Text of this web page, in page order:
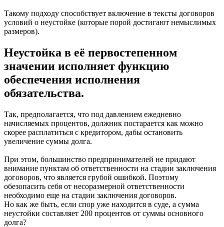
Такому подходу способствует включение в тексты договоров
условий о неустойке (которые порой достигают немыслимых
размеров).
Неустойка в её первостепенном
значении исполняет функцию
обеспечения исполнения
обязательства.
Так, предполагается, что под давлением ежедневно
начисляемых процентов, должник постарается как можно
скорее расплатиться с кредитором, дабы остановить
увеличение суммы долга.
При этом, большинство предпринимателей не придают
внимание пунктам об ответственности на стадии заключения
договоров, что является грубой ошибкой. Поэтому
обезопасить себя от несоразмерной ответственности
необходимо еще на стадии заключения договоров.
Но как же быть, если спор уже находится в суде, а сумма
неустойки составляет 200 процентов от суммы основного
долга?